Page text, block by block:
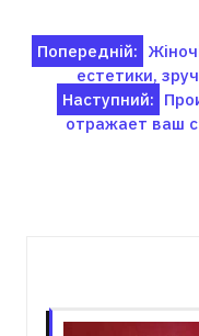
Навігація
записів
Попередній:
естетики,
Наступний:
отражает ваш